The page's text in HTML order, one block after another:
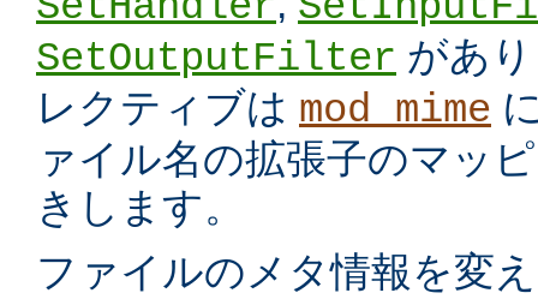
SetOutputFilter があ
レクティブは mod_mime
ァイル名の拡張子のマッ
きします。
ファイルのメタ情報を変